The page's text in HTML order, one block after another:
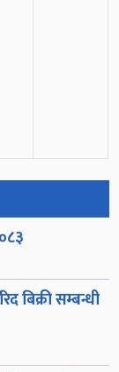
बिक्री सम्बन्धी